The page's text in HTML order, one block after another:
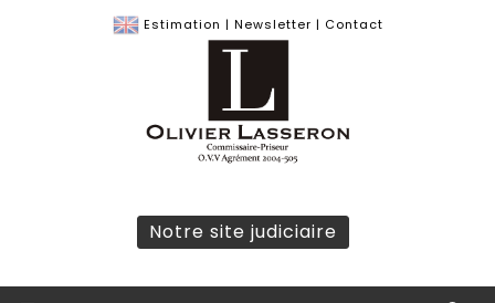
Estimation | Newsletter | Contact
Notre site judiciaire